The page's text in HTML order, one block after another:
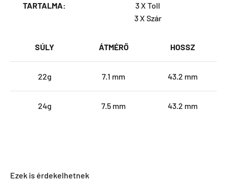
TARTALMA:
3 X Toll
3 X Szár
SÚLY ÁTMÉRŐ HOSSZ
22g 7.1 mm 43.2 mm
24g 7.5 mm 43.2 mm